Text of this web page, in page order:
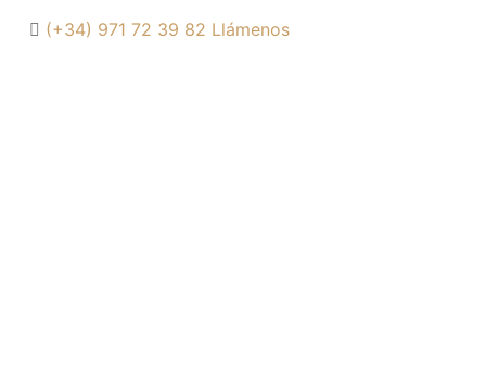
(+34) 971 72 39 82 Llámenos